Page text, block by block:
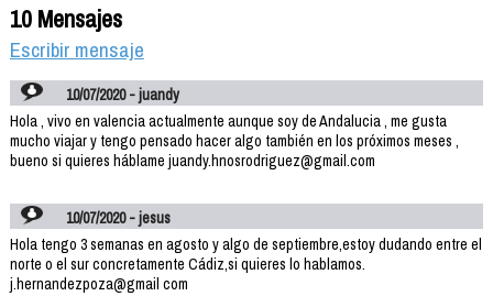
10 Mensajes
Escribir mensaje
10/07/2020 - juandy
Hola , vivo en valencia actualmente aunque soy de Andalucia , me gusta
mucho viajar y tengo pensado hacer algo también en los próximos meses ,
bueno si quieres háblame juandy.hnosrodriguez@gmail.com
10/07/2020 - jesus
Hola tengo 3 semanas en agosto y algo de septiembre,estoy dudando entre el
norte o el sur concretamente Cádiz,si quieres lo hablamos.
j.hernandezpoza@gmail com